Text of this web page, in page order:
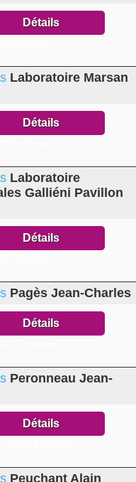
Détails
Laboratoire Marsan
Détails
Laboratoire
Galliéni Pavillon
Détails
Pagès Jean-Charles
Détails
Peronneau Jean-
Détails
Peuchant Alain